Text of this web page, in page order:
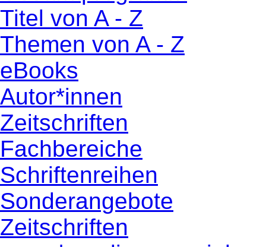
Titel von A - Z
Themen von A - Z
eBooks
Autor*innen
Zeitschriften
Fachbereiche
Schriftenreihen
Sonderangebote
Zeitschriften